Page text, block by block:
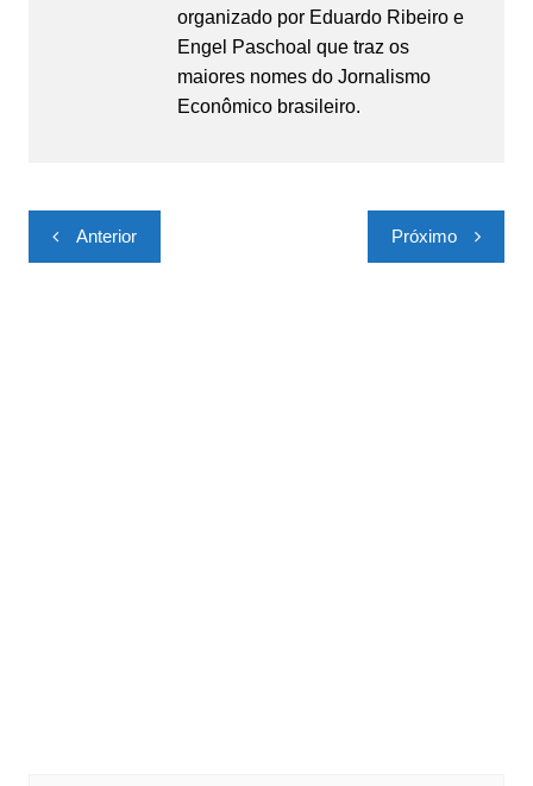
organizado por Eduardo Ribeiro e
Engel Paschoal que traz os
maiores nomes do Jornalismo
Econômico brasileiro.
Navegação
de
Anterior Próximo